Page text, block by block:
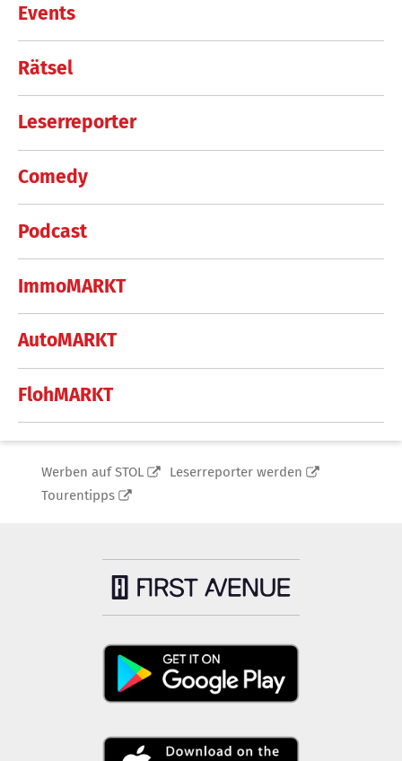
Events
Rätsel
Leserreporter
Comedy
Podcast
ImmoMARKT
AutoMARKT
FlohMARKT
Werben auf STOL
Leserreporter werden
Tourentipps